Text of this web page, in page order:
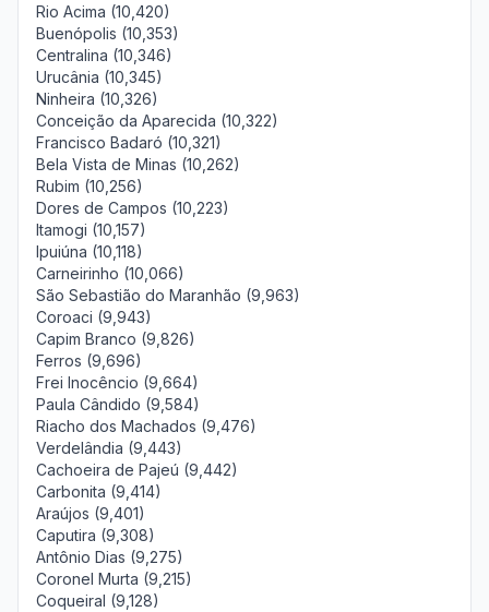
Rio Acima (10,420)
Buenópolis (10,353)
Centralina (10,346)
Urucânia (10,345)
Ninheira (10,326)
Conceição da Aparecida (10,322)
Francisco Badaró (10,321)
Bela Vista de Minas (10,262)
Rubim (10,256)
Dores de Campos (10,223)
Itamogi (10,157)
Ipuiúna (10,118)
Carneirinho (10,066)
São Sebastião do Maranhão (9,963)
Coroaci (9,943)
Capim Branco (9,826)
Ferros (9,696)
Frei Inocêncio (9,664)
Paula Cândido (9,584)
Riacho dos Machados (9,476)
Verdelândia (9,443)
Cachoeira de Pajeú (9,442)
Carbonita (9,414)
Araújos (9,401)
Caputira (9,308)
Antônio Dias (9,275)
Coronel Murta (9,215)
Coqueiral (9,128)